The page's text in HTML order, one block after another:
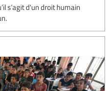
s’agit d'un droit humain